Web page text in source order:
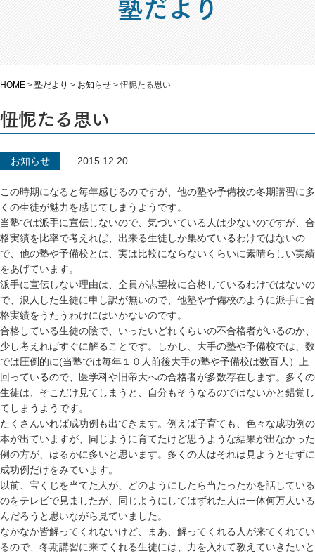
HOME > 塾だより > お知らせ >忸怩たる思い
忸怩たる思い
お知らせ 2015.12.20
この時期になると毎年感じるのですが、他の塾や予備校の冬期講習に多
くの生徒が魅力を感じてしまうようです。
当塾では派手に宣伝しないので、気づいている人は少ないのですが、合
格実績を比率で考えれば、出来る生徒しか集めているわけではないの
で、他の塾や予備校とは、実は比較にならないくらいに素晴らしい実績
をあげています。
派手に宣伝しない理由は、全員が志望校に合格しているわけではないの
で、浪人した生徒に申し訳が無いので、他塾や予備校のように派手に合
格実績をうたうわけにはいかないのです。
合格している生徒の陰で、いったいどれくらいの不合格者がいるのか、
少し考えればすぐに解ることです。しかし、大手の塾や予備校では、数
では圧倒的に(当塾では毎年１０人前後大手の塾や予備校は数百人）上
回っているので、医学科や旧帝大への合格者が多数存在します。多くの
生徒は、そこだけ見てしまうと、自分もそうなるのではないかと錯覚し
てしまうようです。
たくさんいれば成功例も出てきます。例えば子育ても、色々な成功例の
本が出ていますが、同じように育てたけど思うような結果が出なかった
例の方が、はるかに多いと思います。多くの人はそれは見ようとせずに
成功例だけをみています。
以前、宝くじを当てた人が、どのようにしたら当たったかを話している
のをテレビで見ましたが、同じようにしてはずれた人は一体何万人いる
んだろうと思いながら見ていました。
なかなか皆解ってくれないけど、まあ、解ってくれる人が来てくれてい
るので、冬期講習に来てくれる生徒には、力を入れて教えていきたいと